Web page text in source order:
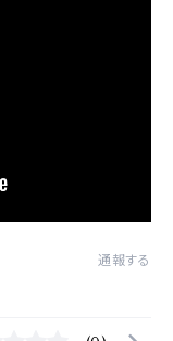
通報する